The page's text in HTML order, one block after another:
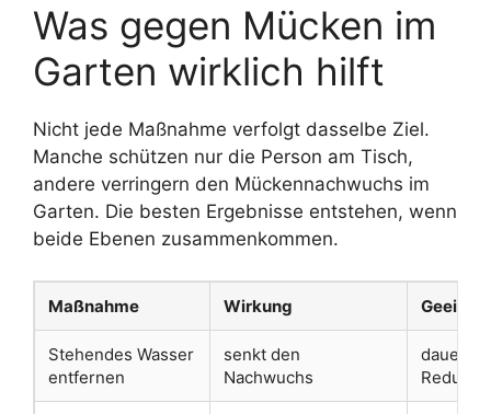
Was gegen Mücken im
Garten wirklich hilft
Nicht jede Maßnahme verfolgt dasselbe Ziel.
Manche schützen nur die Person am Tisch,
andere verringern den Mückennachwuchs im
Garten. Die besten Ergebnisse entstehen, wenn
beide Ebenen zusammenkommen.
Maßnahme Wirkung
Stehendes Wasser
entfernen
senkt den
Nachwuchs